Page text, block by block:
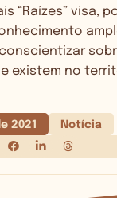
“Raízes” visa,
existem no
2021 Notícia